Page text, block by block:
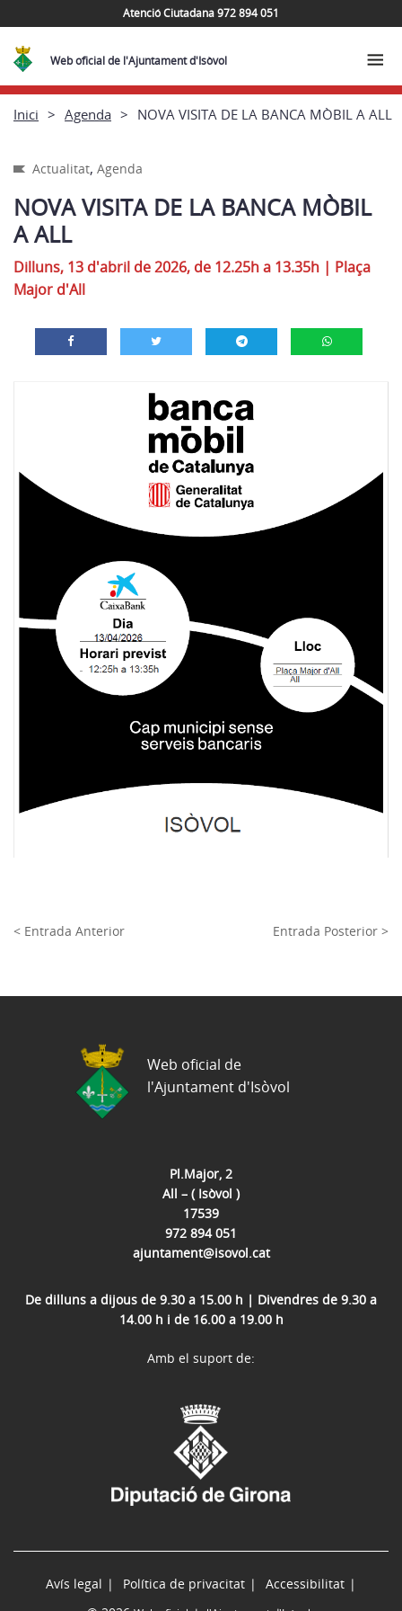
Atenció Ciutadana 972 894 051
Web oficial de l'Ajuntament d'Isòvol
Inici Agenda NOVA VISITA DE LA BANCA MÒBIL A ALL
Actualitat, Agenda
NOVA VISITA DE LA BANCA MÒBIL
A ALL
Dilluns, 13 d'abril de 2026, de 12.25h a 13.35h | Plaça
Major d'All
< Entrada Anterior Entrada Posterior >
Pl.Major, 2
All – ( Isòvol )
17539
972 894 051
ajuntament@isovol.cat
De dilluns a dijous de 9.30 a 15.00 h | Divendres de 9.30 a
14.00 h i de 16.00 a 19.00 h
Web oficial de
l'Ajuntament d'Isòvol
Avís legal Política de privacitat
Accessibilitat
Amb el suport de: